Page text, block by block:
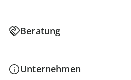
Beratung
Unternehmen